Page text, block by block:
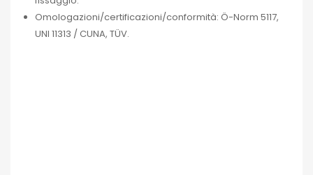
Omologazioni/certificazioni/conformità: Ö-Norm 5117,
UNI 11313 / CUNA, TÜV.